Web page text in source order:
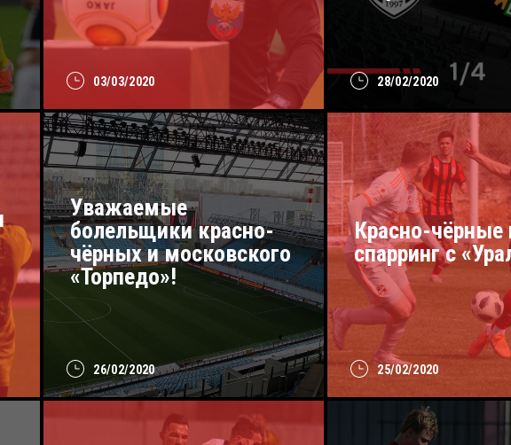
03/03/2020 28/02/2020
26/02/2020
Уважаемые
болельщики красно-
чёрных и московского
«Торпедо»!
25/02/2020
Красно-чёрные
спарринг с